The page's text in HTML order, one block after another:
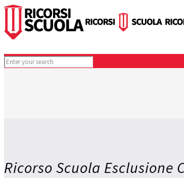
Ricorso Scuola Esclusione